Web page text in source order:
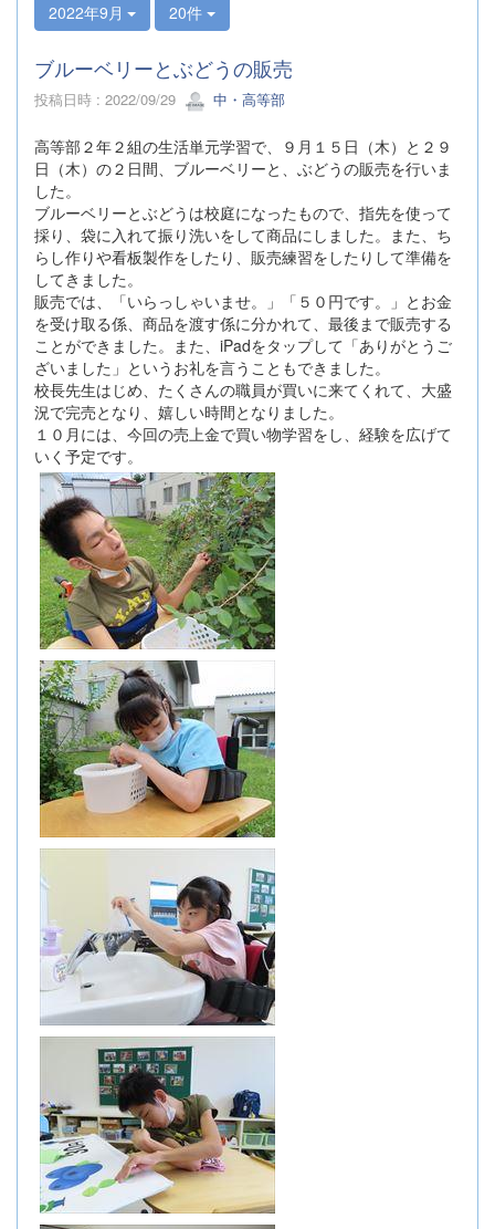
2022年9月 20件
ブルーベリーとぶどうの販売
投稿日時 : 2022/09/29 中・高等部
高等部２年２組の生活単元学習で、９月１５日（木）と２９
日（木）の２日間、ブルーベリーと、ぶどうの販売を行いま
した。
ブルーベリーとぶどうは校庭になったもので、指先を使って
採り、袋に入れて振り洗いをして商品にしました。また、ち
らし作りや看板製作をしたり、販売練習をしたりして準備を
してきました。
販売では、「いらっしゃいませ。」「５０円です。」とお金
を受け取る係、商品を渡す係に分かれて、最後まで販売する
ことができました。また、iPadをタップして「ありがとうご
ざいました」というお礼を言うこともできました。
校長先生はじめ、たくさんの職員が買いに来てくれて、大盛
況で完売となり、嬉しい時間となりました。
１０月には、今回の売上金で買い物学習をし、経験を広げて
いく予定です。